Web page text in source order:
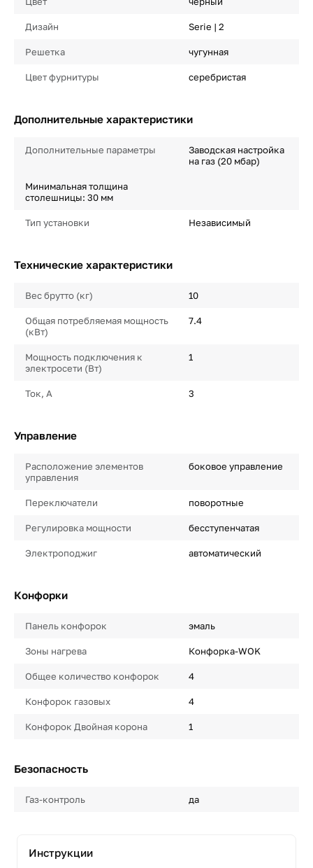
Дизайн Serie | 2
Решетка чугунная
Цвет фурнитуры серебристая
Дополнительные характеристики
Дополнительные параметры
Заводская настройка
на газ (20 мбар)
Минимальная толщина
столешницы: 30 мм
Тип установки Независимый
Технические характеристики
Вес брутто (кг) 10
Общая потребляемая мощность
(кВт)
7.4
Мощность подключения к
электросети (Вт)
1
Ток, А 3
Управление
Расположение элементов
управления
боковое управление
Переключатели поворотные
Регулировка мощности бесступенчатая
Электроподжиг автоматический
Конфорки
Панель конфорок эмаль
Зоны нагрева Конфорка-WOK
Общее количество конфорок 4
Конфорок газовых 4
Конфорок Двойная корона 1
Безопасность
Газ-контроль да
Инструкции